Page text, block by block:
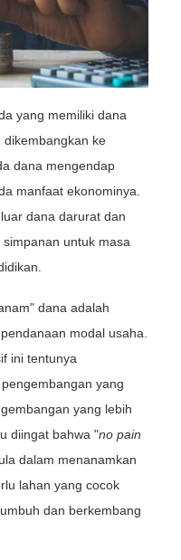
yang memiliki dana
ke
dana mengendap
manfaat ekonominya.
dana darurat dan
untuk masa
dana adalah
modal usaha.
ini tentunya
yang
yang lebih
diingat bahwa "no pain
dalam menanamkan
lahan yang cocok
dan berkembang